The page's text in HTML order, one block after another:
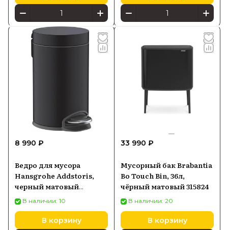
8 990 ₽
Ведро для мусора
Hansgrohe Addstoris,
черный матовый
41775670
В наличии: 10
В корзину
33 990 ₽
Мусорный бак Brabantia
Bo Touch Bin, 36л,
чёрный матовый 315824
В наличии: 20
В корзину